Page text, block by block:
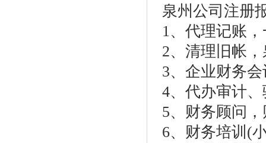
泉州公司注
1、代理记账
2、清理旧帐
3、企业财务
4、代办审计
5、财务顾问
6、财务培训(